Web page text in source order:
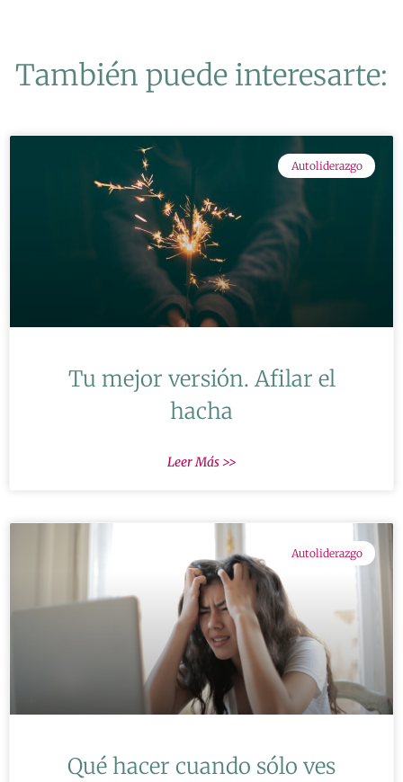
También puede interesarte:
Autoliderazgo
Tu mejor versión. Afilar el
hacha
Leer Más >>
Autoliderazgo
Qué hacer cuando sólo ves